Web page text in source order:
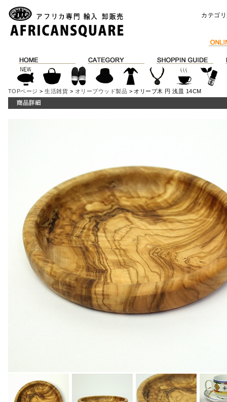
カテゴ
TOPページ >生活雑貨 > オリーブウッド製品 > オリーブ木 円 浅皿 14CM